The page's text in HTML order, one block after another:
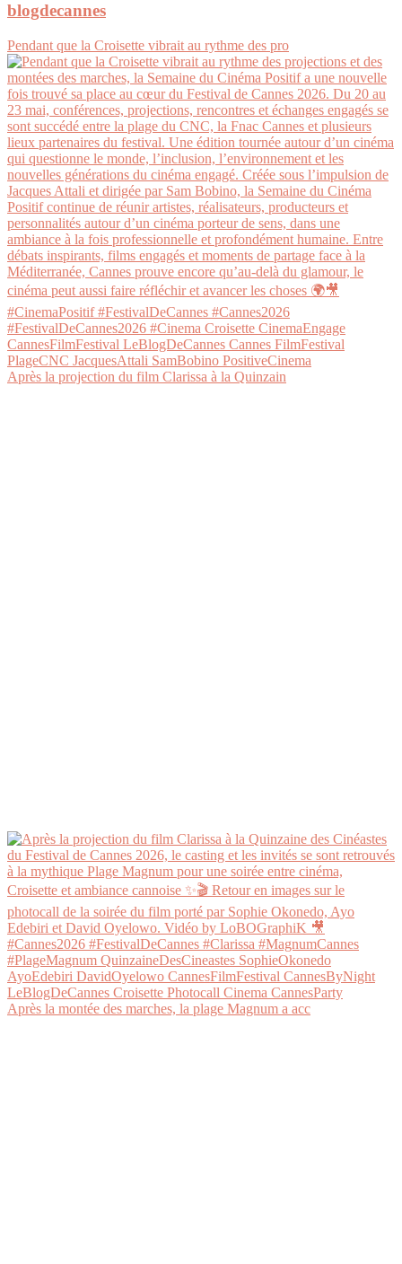
blogdecannes
Pendant que la Croisette vibrait au rythme des pro
Après la projection du film Clarissa à la Quinzain
Après la montée des marches, la plage Magnum a acc